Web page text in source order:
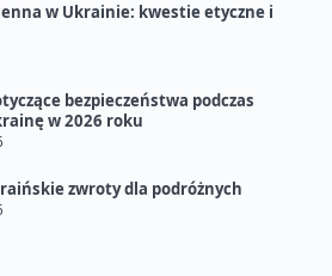
w Ukrainie: kwestie etyczne i
bezpieczeństwa podczas
w 2026 roku
zwroty dla podróżnych